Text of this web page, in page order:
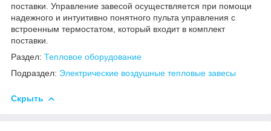
поставки. Управление завесой осуществляется при помощи
надежного и интуитивно понятного пульта управления c
встроенным термостатом, который входит в комплект
поставки.
Раздел: Тепловое оборудование
Подраздел: Электрические воздушные тепловые завесы
Скрыть